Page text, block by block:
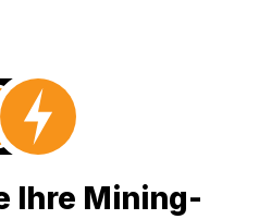
Ihre Mining-